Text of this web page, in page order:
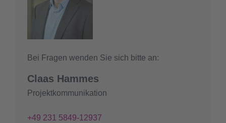
Bei Fragen wenden Sie sich bitte an:
Claas Hammes
Projektkommunikation
+49 231 5849-12937